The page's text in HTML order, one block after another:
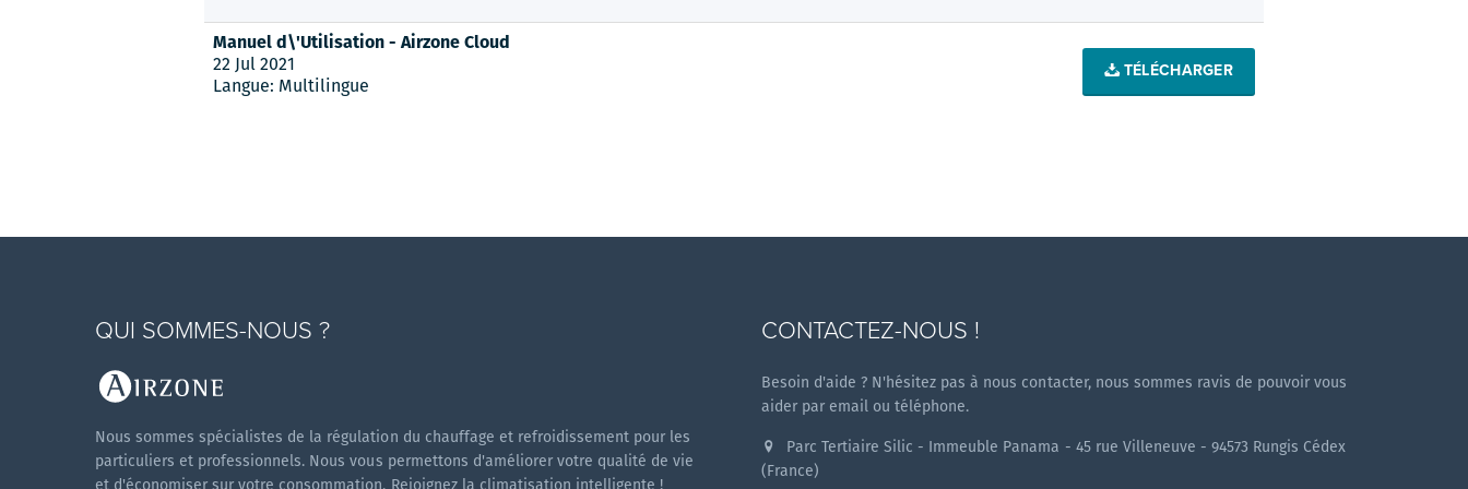
Manuel d\'Utilisation - Airzone Cloud
22 Jul 2021
Langue: Multilingue
TÉLÉCHARGER
QUI SOMMES-NOUS ?
Nous sommes spécialistes de la régulation du chauffage et refroidissement pour les
particuliers et professionnels. Nous vous permettons d'améliorer votre qualité de vie
et d'économiser sur votre consommation. Rejoignez la climatisation intelligente !
CONTACTEZ-NOUS !
Besoin d'aide ? N'hésitez pas à nous contacter, nous sommes ravis de pouvoir vous
aider par email ou téléphone.
Parc Tertiaire Silic - Immeuble Panama - 45 rue Villeneuve - 94573 Rungis Cédex
(France)